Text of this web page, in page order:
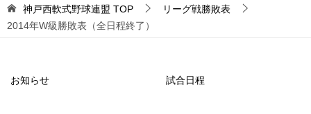
神戸西軟式野球連盟 TOP
リーグ戦勝敗表
2014年W級勝敗表（全日程終了）
お知らせ 試合日程